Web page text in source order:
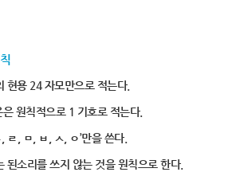
현용 24 자모만으로 적는다.
원칙적으로 1 기호로 적는다.
ㄹ, ㅁ, ㅂ, ㅅ, ㅇ’만을 쓴다.
된소리를 쓰지 않는 것을 원칙으로 한다.